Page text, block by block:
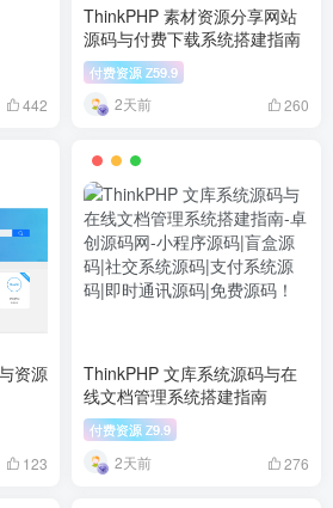
442
ThinkPHP 素材资源分享网站
源码与付费下载系统搭建指南
付费资源 Z59.9
2天前 260
资源
123
ThinkPHP 文库系统源码与在
线文档管理系统搭建指南
付费资源 Z9.9
2天前 276